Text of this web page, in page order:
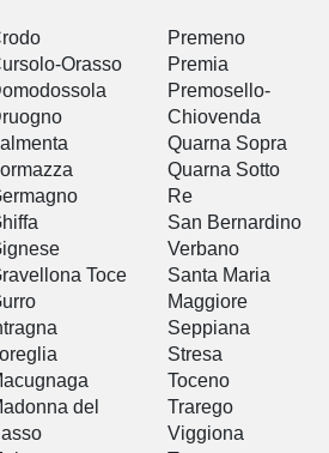
Orasso
Toce
del
Premeno
Premia
Premosello-
Chiovenda
Quarna Sopra
Quarna Sotto
Re
San Bernardino
Verbano
Santa Maria
Maggiore
Seppiana
Stresa
Toceno
Trarego
Viggiona